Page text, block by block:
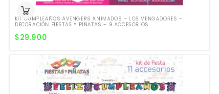
KIT CUMPLEAÑOS AVENGERS ANIMADOS – LOS VENGADORES –
DECORACIÓN FIESTAS Y PIÑATAS – 9 ACCESORIOS
$29.900